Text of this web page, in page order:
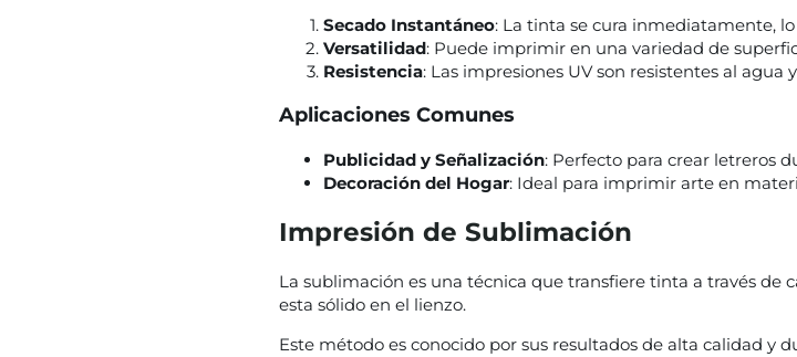
Secado Instantáneo: La tinta se cura inmediatamente,
Versatilidad: Puede imprimir en una variedad de
Resistencia: Las impresiones UV son resistentes al agua
Aplicaciones Comunes
Publicidad y Señalización: Perfecto para crear letreros
Decoración del Hogar: Ideal para imprimir arte en
Impresión de Sublimación
La sublimación es una técnica que transfiere tinta a través de
esta sólido en el lienzo.
Este método es conocido por sus resultados de alta calidad y